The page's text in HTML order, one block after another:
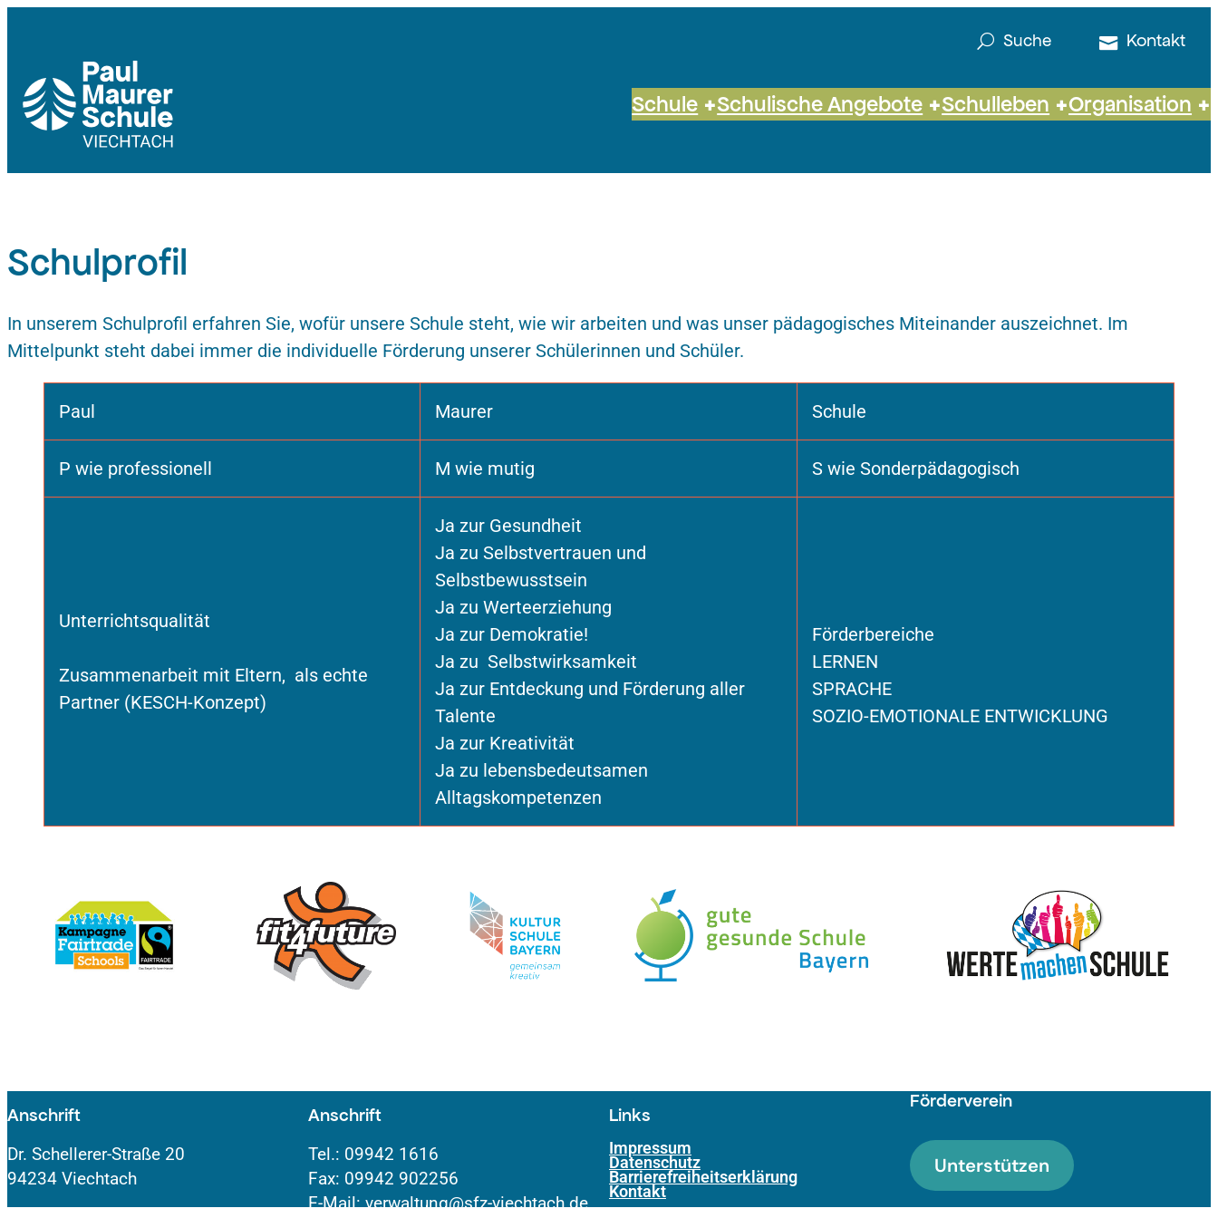
springen
Suche Kontakt
Schule Schulische Angebote Schulleben Organisation
Schulprofil
In unserem Schulprofil erfahren Sie, wofür unsere Schule steht, wie wir arbeiten und was unser pädagogisches Miteinander auszeichnet. Im
Mittelpunkt steht dabei immer die individuelle Förderung unserer Schülerinnen und Schüler.
Paul Maurer Schule
P wie professionell M wie mutig S wie Sonderpädagogisch
Unterrichtsqualität
Zusammenarbeit mit Eltern, als echte
Partner (KESCH-Konzept)
Ja zur Gesundheit
Ja zu Selbstvertrauen und
Selbstbewusstsein
Ja zu Werteerziehung
Ja zur Demokratie!
Ja zu Selbstwirksamkeit
Ja zur Entdeckung und Förderung aller
Talente
Ja zur Kreativität
Ja zu lebensbedeutsamen
Alltagskompetenzen
Förderbereiche
LERNEN
SPRACHE
SOZIO-EMOTIONALE ENTWICKLUNG
Anschrift
Dr. Schellerer-Straße 20
94234 Viechtach
Anschrift
Tel.: 09942 1616
Fax: 09942 902256
E-Mail: verwaltung@sfz-viechtach.de
Links
Impressum
Datenschutz
Barrierefreiheitserklärung
Kontakt
Förderverein
Unterstützen